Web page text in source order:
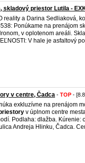
skladový priestor Lutila -
reality a Darina Sedliaková,
Ponúkame na prenájom
v oplotenom areáli.
V hale je asfaltový
v centre, Čadca - TOP -
exkluzívne na prenájom
v úplnom centre
Podlaha: dlažba. Kúrenie:
Andreja Hlinku, Čadca.